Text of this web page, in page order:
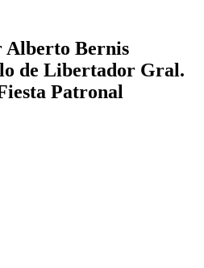
Alberto Bernis
de Libertador Gral.
Patronal